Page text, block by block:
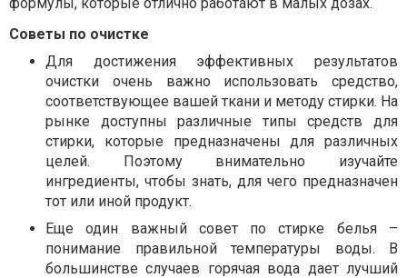
Советы по очистке
Для достижения эффективных результатов
очистки очень важно использовать средство,
соответствующее вашей ткани и методу стирки. На
рынке доступны различные типы средств для
стирки, которые предназначены для различных
целей. Поэтому внимательно изучайте
ингредиенты, чтобы знать, для чего предназначен
тот или иной продукт.
Еще один важный совет по стирке белья –
понимание правильной температуры воды. В
большинстве случаев горячая вода дает лучший